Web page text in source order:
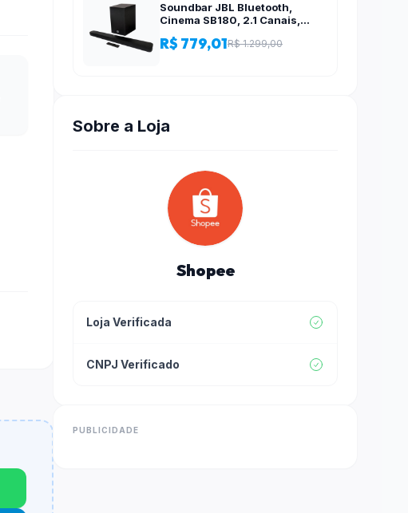
Soundbar JBL Bluetooth,
Cinema SB180, 2.1 Canais,
110W RMS
R$ 779,01R$ 1.299,00
Sobre a Loja
Shopee
Loja Verificada
CNPJ Verificado
PUBLICIDADE